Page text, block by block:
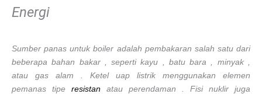
Energi
Sumber panas untuk boiler adalah pembakaran salah satu dari
beberapa bahan bakar , seperti kayu , batu bara , minyak ,
atau gas alam . Ketel uap listrik menggunakan elemen
pemanas tipe resistan atau perendaman . Fisi nuklir juga